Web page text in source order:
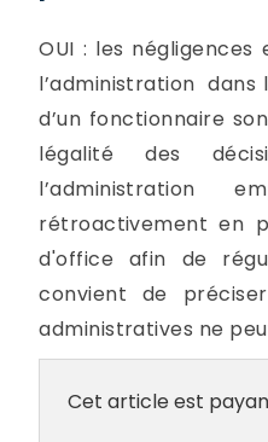
OUI : les
l’administration dans
d’un fonctionnaire
légalité des
l’administration
rétroactivement en
d'office afin de
convient de
administratives ne
Cet article est